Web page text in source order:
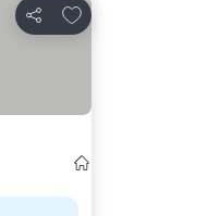
分享
放到收藏夾